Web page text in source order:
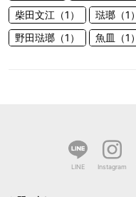
柴田文江（1）
琺瑯（1）
野田琺瑯（1）
魚皿（1）
LINE Instagram